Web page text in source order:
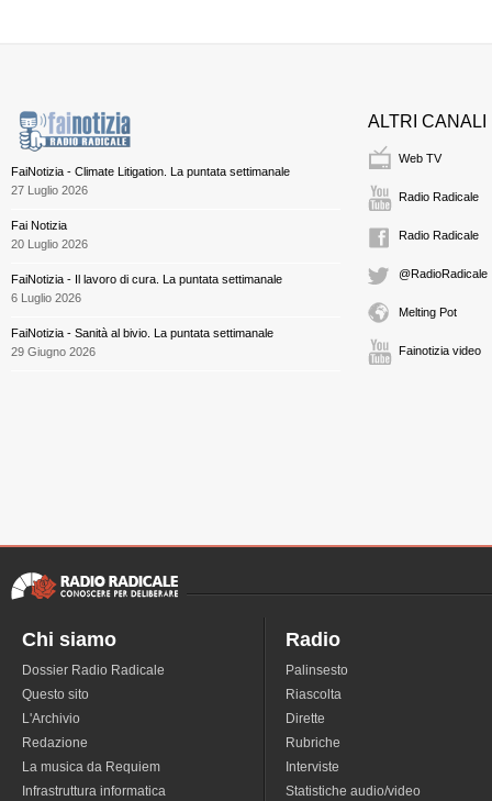
FaiNotizia - Climate Litigation. La puntata settimanale
27 Luglio 2026
Fai Notizia
20 Luglio 2026
FaiNotizia - Il lavoro di cura. La puntata settimanale
6 Luglio 2026
FaiNotizia - Sanità al bivio. La puntata settimanale
29 Giugno 2026
ALTRI CANALI
Web TV
Radio Radicale
Radio Radicale
@RadioRadicale
Melting Pot
Fainotizia video
Chi siamo
Dossier Radio Radicale
Questo sito
L'Archivio
Redazione
La musica da Requiem
Infrastruttura informatica
Radio
Palinsesto
Riascolta
Dirette
Rubriche
Interviste
Statistiche audio/video